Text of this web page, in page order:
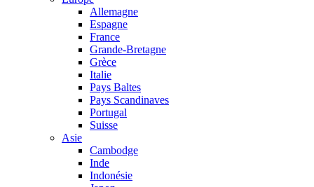
Allemagne
Espagne
France
Grande-Bretagne
Grèce
Italie
Pays Baltes
Pays Scandinaves
Portugal
Suisse
Asie
Cambodge
Inde
Indonésie